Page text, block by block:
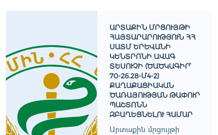
ԱՐՏԱՔԻՆ ՄՐՑՈՒՅԹԻ
ՀԱՅՏԱՐԱՐՈՒԹՅՈՒՆ ՀՀ
ՍԱՏՄ ԵՐԵՒԱՆԻ Կ
ԵՆՏՐՈՆԻ ԱՎԱԳ Տ
ԵՍՈՒՉԻ (ԾԱԾԿԱԳԻՐ՝ 7
0-26.28-Մ4-2) Ք
ԱՂԱՔԱՑԻԱԿԱՆ Ծ
ԱՌԱՅՈՒԹՅԱՆ ԹԱՓՈՒՐ Պ
ԱՇՏՈՆՆ Զ
ԲԱՂԵՑՆԵԼՈՒ ՀԱՄԱՐ
Արտաքին մրցույթի